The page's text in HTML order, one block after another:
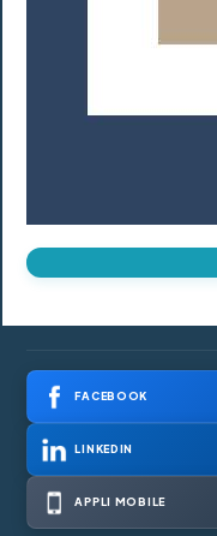
FACEBOOK
LINKEDIN
APPLI MOBILE